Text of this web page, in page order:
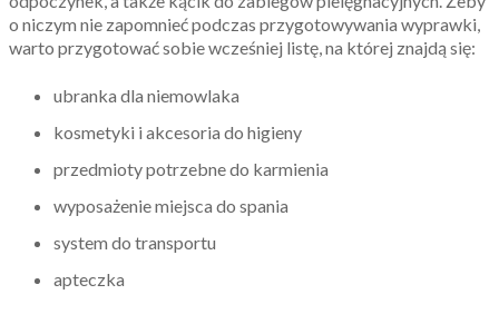
o niczym nie zapomnieć podczas przygotowywania wyprawki,
warto przygotować sobie wcześniej listę, na której znajdą się:
ubranka dla niemowlaka
kosmetyki i akcesoria do higieny
przedmioty potrzebne do karmienia
wyposażenie miejsca do spania
system do transportu
apteczka